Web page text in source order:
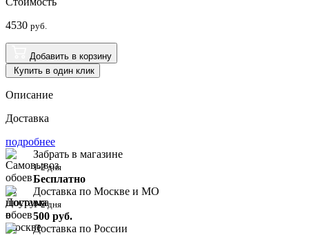
4530 руб.
Добавить в корзину
Купить в один клик
Описание
Доставка
подробнее
Забрать в магазине
1-2 дня
Бесплатно
Доставка по Москве и МО
1-2 дня
500 руб.
Доставка по России